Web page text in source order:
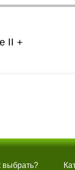
II +
выбрать?